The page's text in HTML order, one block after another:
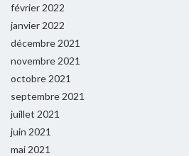
février 2022
janvier 2022
décembre 2021
novembre 2021
octobre 2021
septembre 2021
juillet 2021
juin 2021
mai 2021